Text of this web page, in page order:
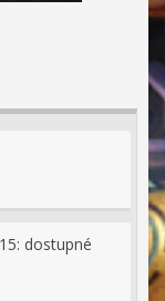
dostupné